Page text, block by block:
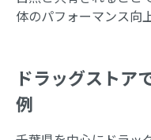
体のパフォーマンス向
ドラッグストア
例